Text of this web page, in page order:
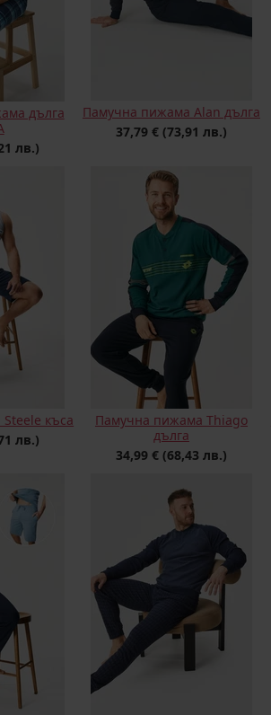
дълга
лв.)
Памучна пижама Alan дълга
37,79 € (73,91 лв.)
къса
лв.)
Памучна пижама Thiago
дълга
34,99 € (68,43 лв.)